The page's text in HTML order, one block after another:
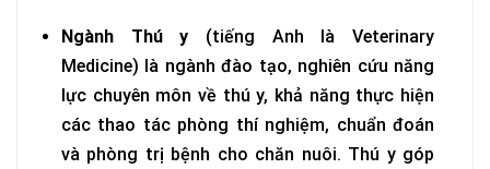
Ngành Thú y (tiếng Anh là Veterinary
Medicine) là ngành đào tạo, nghiên cứu năng
lực chuyên môn về thú y, khả năng thực hiện
các thao tác phòng thí nghiệm, chuẩn đoán
và phòng trị bệnh cho chăn nuôi. Thú y góp